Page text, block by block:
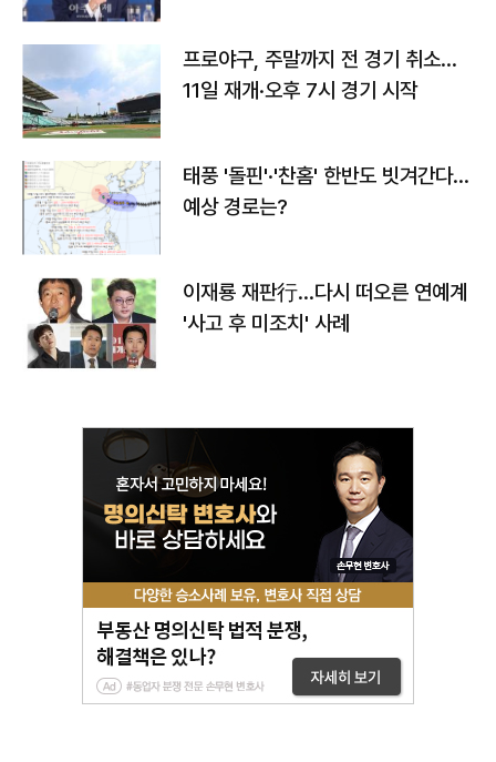
프로야구, 주말까지 전 경기 취소…
11일 재개·오후 7시 경기 시작
태풍 '돌핀'·'찬홈' 한반도 빗겨간다…
예상 경로는?
이재룡 재판行…다시 떠오른 연예계
'사고 후 미조치' 사례